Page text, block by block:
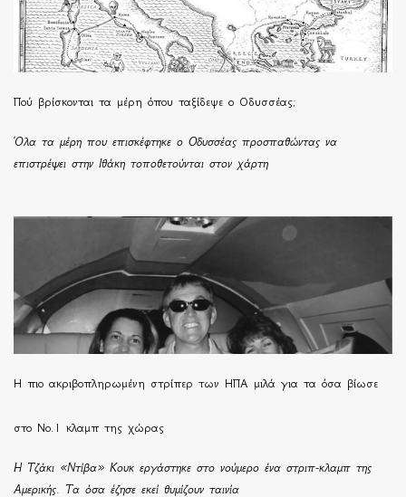
Πού βρίσκονται τα μέρη όπου ταξίδεψε ο Οδυσσέας;
Όλα τα μέρη που επισκέφτηκε ο Οδυσσέας προσπαθώντας να
επιστρέψει στην Ιθάκη τοποθετούνται στον χάρτη
H πιο ακριβοπληρωμένη στρίπερ των ΗΠΑ μιλά για τα όσα βίωσε
στο Νο.1 κλαμπ της χώρας
Η Τζάκι «Ντίβα» Κουκ εργάστηκε στο νούμερο ένα στριπ-κλαμπ της
Αμερικής. Τα όσα έζησε εκεί θυμίζουν ταινία